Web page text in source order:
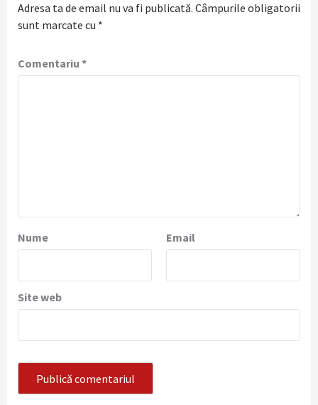
Adresa ta de email nu va fi publicată. Câmpurile obligatorii
sunt marcate cu *
Comentariu *
Nume Email
Site web